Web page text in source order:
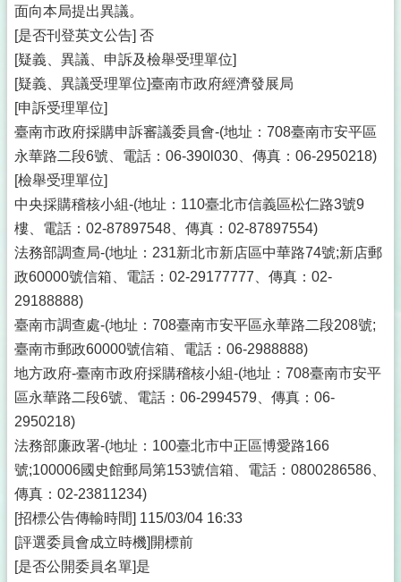
面向本局提出異議。
[是否刊登英文公告] 否
[疑義、異議、申訴及檢舉受理單位]
[疑義、異議受理單位]臺南市政府經濟發展局
[申訴受理單位]
臺南市政府採購申訴審議委員會-(地址：708臺南市安平區
永華路二段6號、電話：06-390l030、傳真：06-2950218)
[檢舉受理單位]
中央採購稽核小組-(地址：110臺北市信義區松仁路3號9
樓、電話：02-87897548、傳真：02-87897554)
法務部調查局-(地址：231新北市新店區中華路74號;新店郵
政60000號信箱、電話：02-29177777、傳真：02-
29188888)
臺南市調查處-(地址：708臺南市安平區永華路二段208號;
臺南市郵政60000號信箱、電話：06-2988888)
地方政府-臺南市政府採購稽核小組-(地址：708臺南市安平
區永華路二段6號、電話：06-2994579、傳真：06-
2950218)
法務部廉政署-(地址：100臺北市中正區博愛路166
號;100006國史館郵局第153號信箱、電話：0800286586、
傳真：02-23811234)
[招標公告傳輸時間] 115/03/04 16:33
[評選委員會成立時機]開標前
[是否公開委員名單]是